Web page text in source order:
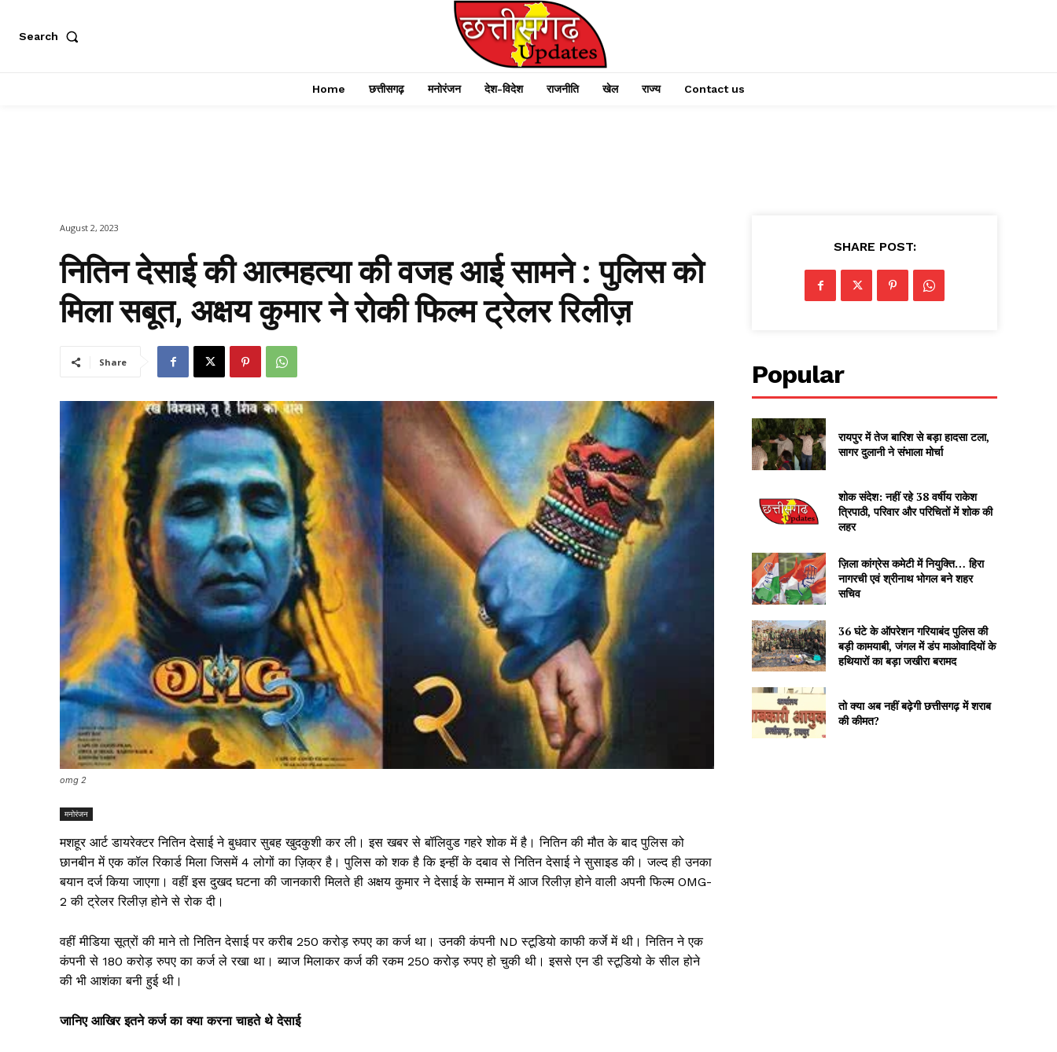
Search
Home छत्तीसगढ़ मनोरंजन देश-विदेश राजनीति खेल राज्य Contact us
August 2, 2023
नितिन देसाई की आत्महत्या की वजह आई सामने : पुलिस को
मिला सबूत, अक्षय कुमार ने रोकी फिल्म ट्रेलर रिलीज़
Share
omg 2
मनोरंजन
मशहूर आर्ट डायरेक्टर नितिन देसाई ने बुधवार सुबह खुदकुशी कर ली। इस खबर से बॉलिवुड गहरे शोक में है। नितिन की मौत के बाद पुलिस को
छानबीन में एक कॉल रिकार्ड मिला जिसमें 4 लोगों का ज़िक्र है। पुलिस को शक है कि इन्हीं के दबाव से नितिन देसाई ने सुसाइड की। जल्द ही उनका
बयान दर्ज किया जाएगा। वहीं इस दुखद घटना की जानकारी मिलते ही अक्षय कुमार ने देसाई के सम्मान में आज रिलीज़ होने वाली अपनी फिल्म OMG-
2 की ट्रेलर रिलीज़ होने से रोक दी।
वहीं मीडिया सूत्रों की माने तो नितिन देसाई पर करीब 250 करोड़ रुपए का कर्ज था। उनकी कंपनी ND स्टूडियो काफी कर्जे में थी। नितिन ने एक
कंपनी से 180 करोड़ रुपए का कर्ज ले रखा था। ब्याज मिलाकर कर्ज की रकम 250 करोड़ रुपए हो चुकी थी। इससे एन डी स्टूडियो के सील होने
की भी आशंका बनी हुई थी।
जानिए आखिर इतने कर्ज का क्या करना चाहते थे देसाई
SHARE POST:
Popular
रायपुर में तेज बारिश से बड़ा हादसा टला,
सागर दुलानी ने संभाला मोर्चा
शोक संदेश: नहीं रहे 38 वर्षीय राकेश
त्रिपाठी, परिवार और परिचितों में शोक की
लहर
ज़िला कांग्रेस कमेटी में नियुक्ति… हिरा
नागरची एवं श्रीनाथ भोगल बने शहर
सचिव
36 घंटे के ऑपरेशन गरियाबंद पुलिस की
बड़ी कामयाबी, जंगल में डंप माओवादियों के
हथियारों का बड़ा जखीरा बरामद
तो क्या अब नहीं बढ़ेगी छत्तीसगढ़ में शराब
की कीमत?